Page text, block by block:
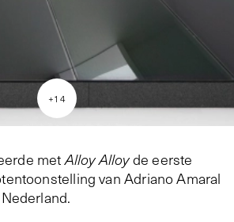
+14
metAlloy Alloyde eerste
van Adriano Amaral